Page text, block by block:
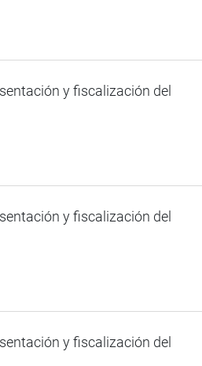
y fiscalización del
y fiscalización del
y fiscalización del